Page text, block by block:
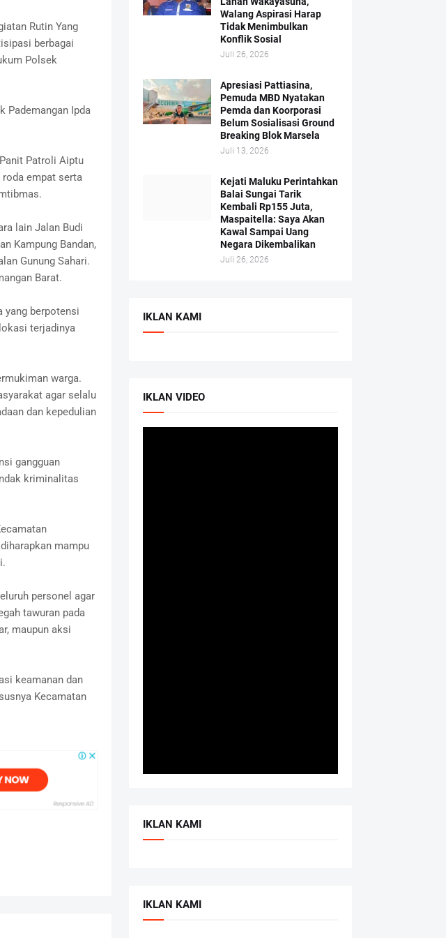
Rutin Yang
berbagai
Polsek
Pademangan Ipda
Patroli Aiptu
empat serta
lain Jalan Budi
Kampung Bandan,
Gunung Sahari.
Barat.
yang berpotensi
terjadinya
warga.
agar selalu
dan kepedulian
gangguan
kriminalitas
mampu
personel agar
tawuran pada
maupun aksi
keamanan dan
Kecamatan
Walang Aspirasi Harap
Tidak Menimbulkan
Konflik Sosial
Juli 26, 2026
Apresiasi Pattiasina,
Pemuda MBD Nyatakan
Pemda dan Koorporasi
Belum Sosialisasi Ground
Breaking Blok Marsela
Juli 13, 2026
Kejati Maluku Perintahkan
Balai Sungai Tarik
Kembali Rp155 Juta,
Maspaitella: Saya Akan
Kawal Sampai Uang
Negara Dikembalikan
Juli 26, 2026
IKLAN KAMI
IKLAN VIDEO
IKLAN KAMI
IKLAN KAMI